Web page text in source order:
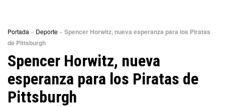
Portada » Deporte » Spencer Horwitz, nueva esperanza para los Piratas
de Pittsburgh
Spencer Horwitz, nueva
esperanza para los Piratas de
Pittsburgh